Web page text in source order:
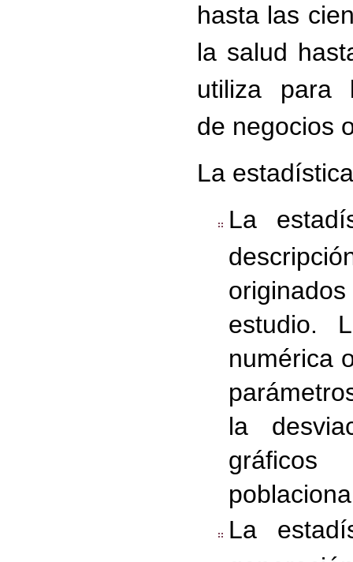
hasta las
la salud
utiliza para
de negocios
La
La
estudio.
numérica
la
La